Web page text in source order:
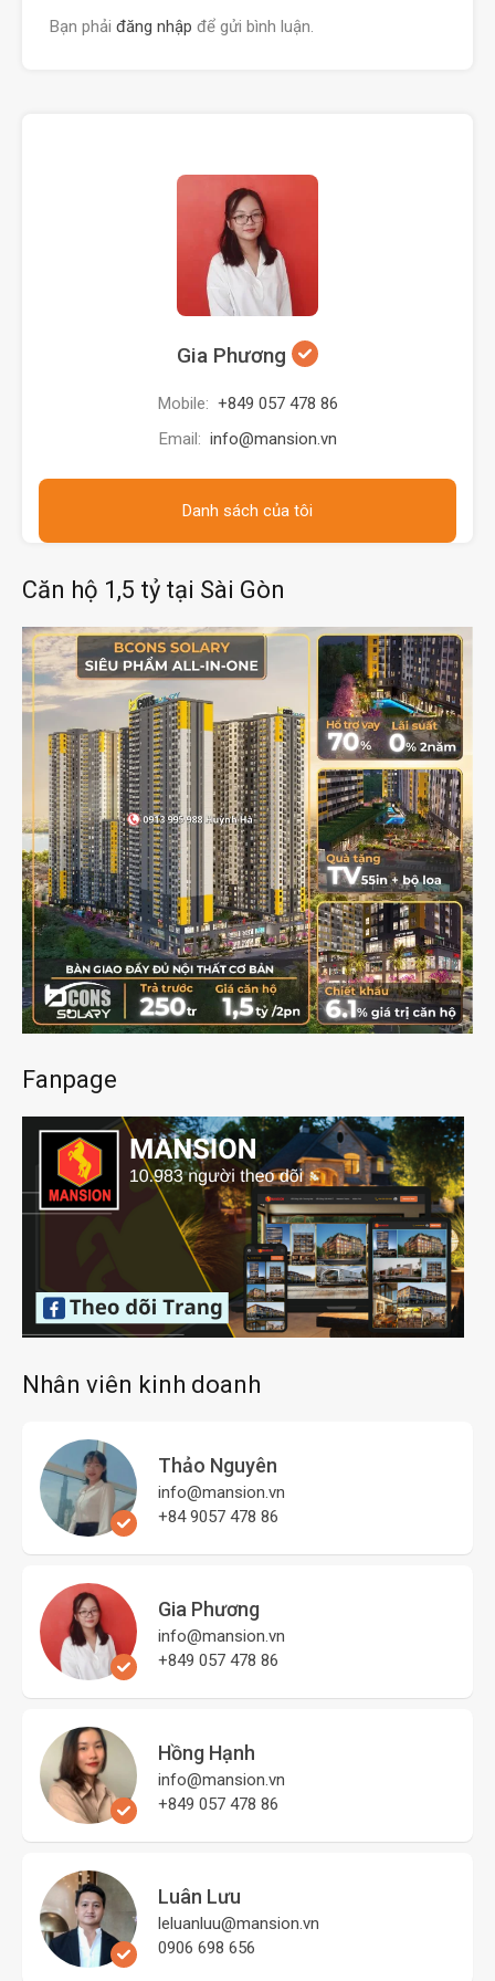
Bạn phải đăng nhập để gửi bình luận.
Gia Phương
Mobile: +849 057 478 86
Email: info@mansion.vn
Danh sách của tôi
Căn hộ 1,5 tỷ tại Sài Gòn
Fanpage
Nhân viên kinh doanh
Thảo Nguyên
info@mansion.vn
+84 9057 478 86
Gia Phương
info@mansion.vn
+849 057 478 86
Hồng Hạnh
info@mansion.vn
+849 057 478 86
Luân Lưu
leluanluu@mansion.vn
0906 698 656